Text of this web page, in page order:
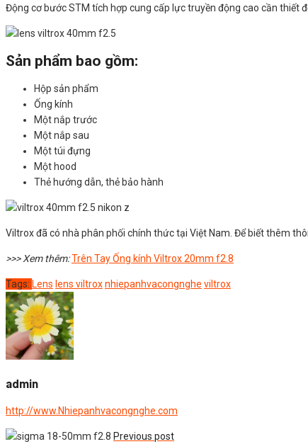
Động cơ bước STM tích hợp cung cấp lực truyền động cao cần thiết
Sản phẩm bao gồm:
Hộp sản phẩm
Ống kính
Một nắp trước
Một nắp sau
Một túi đựng
Một hood
Thẻ hướng dẫn, thẻ bảo hành
Viltrox đã có nhà phân phối chính thức tại Việt Nam. Để biết thêm
>>> Xem thêm:Trên Tay Ống kính Viltrox 20mm f2.8
Tags: Lens lens viltroxnhiepanhvacongnghe viltrox
admin
http://www.Nhiepanhvacongnghe.com
Previous post